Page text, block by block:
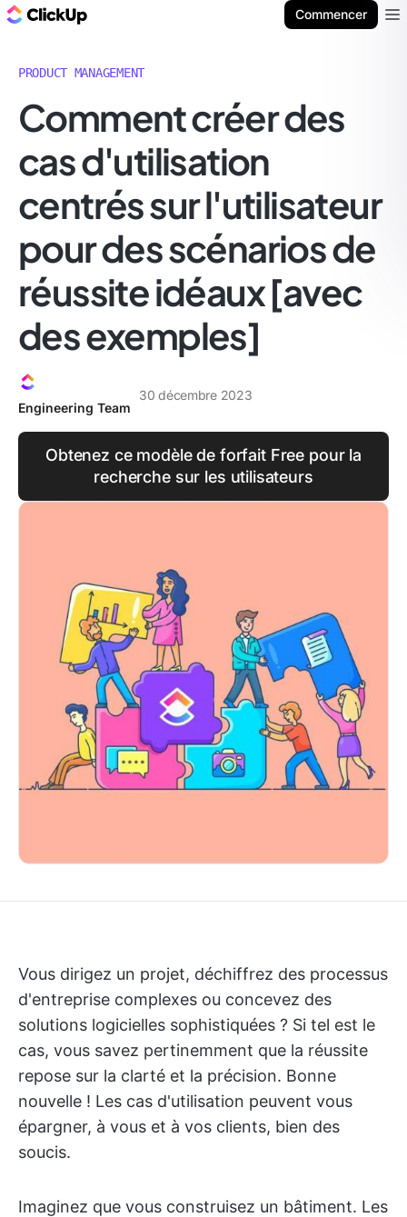
Commencer
PRODUCT MANAGEMENT
Comment créer des
cas d'utilisation
centrés sur l'utilisateur
pour des scénarios de
réussite idéaux [avec
des exemples]
Engineering Team
30 décembre 2023
Obtenez ce modèle de forfait Free pour la
recherche sur les utilisateurs
Vous dirigez un projet, déchiffrez des processus
d'entreprise complexes ou concevez des
solutions logicielles sophistiquées ? Si tel est le
cas, vous savez pertinemment que la réussite
repose sur la clarté et la précision. Bonne
nouvelle ! Les cas d'utilisation peuvent vous
épargner, à vous et à vos clients, bien des
soucis.
Imaginez que vous construisez un bâtiment. Les